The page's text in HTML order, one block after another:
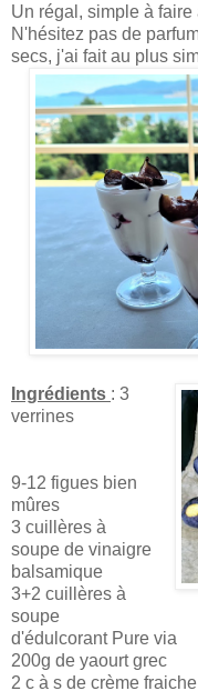
Un régal, simple à
N'hésitez pas de
secs, j'ai fait au plus
Ingrédients : 3
verrines
9-12 figues bien
mûres
3 cuillères à
soupe de vinaigre
balsamique
3+2 cuillères à
soupe
d'édulcorant Pure via
200g de yaourt grec
2 c à s de crème fraiche